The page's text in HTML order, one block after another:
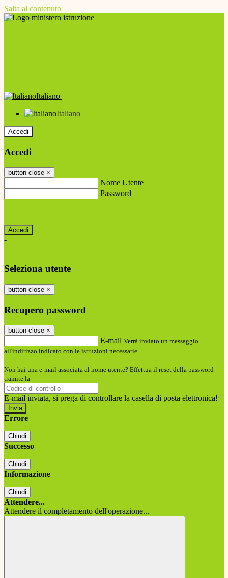
Salta al contenuto
Italiano
Italiano
Accedi
Accedi
button close ×
Nome Utente
Password
-
Seleziona utente
button close ×
Recupero password
button close ×
E-mail Verrà inviato un messaggio
all'indirizzo indicato con le istruzioni necessarie.
Non hai una e-mail associata al nome utente? Effettua il reset della password
tramite la
E-mail inviata, si prega di controllare la casella di posta elettronica!
Errore
Chiudi
Successo
Chiudi
Informazione
Chiudi
Attendere...
Attendere il completamento dell'operazione...